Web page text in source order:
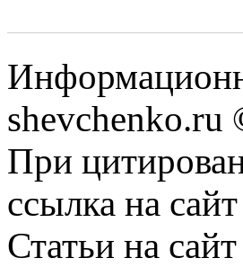
shevchenko.ru
При
ссылка на
Статьи на